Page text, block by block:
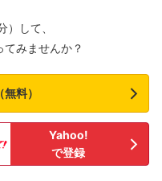
）して、
みませんか？
料）
Yahoo!
で登録